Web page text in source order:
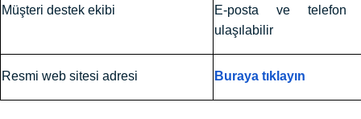
Müşteri destek ekibi
E-posta ve telefon
ulaşılabilir
Resmi web sitesi adresi Buraya tıklayın